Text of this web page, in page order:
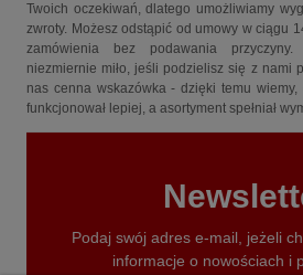
Twoich oczekiwań, dlatego umożliwiamy
zwroty. Możesz odstąpić od umowy w ciągu
zamówienia bez podawania
niezmiernie miło, jeśli podzielisz się z nami
nas cenna wskazówka - dzięki temu
funkcjonował lepiej, a asortyment spełniał
Podaj swój adres e-mail, jeżeli
informacje o nowościach i